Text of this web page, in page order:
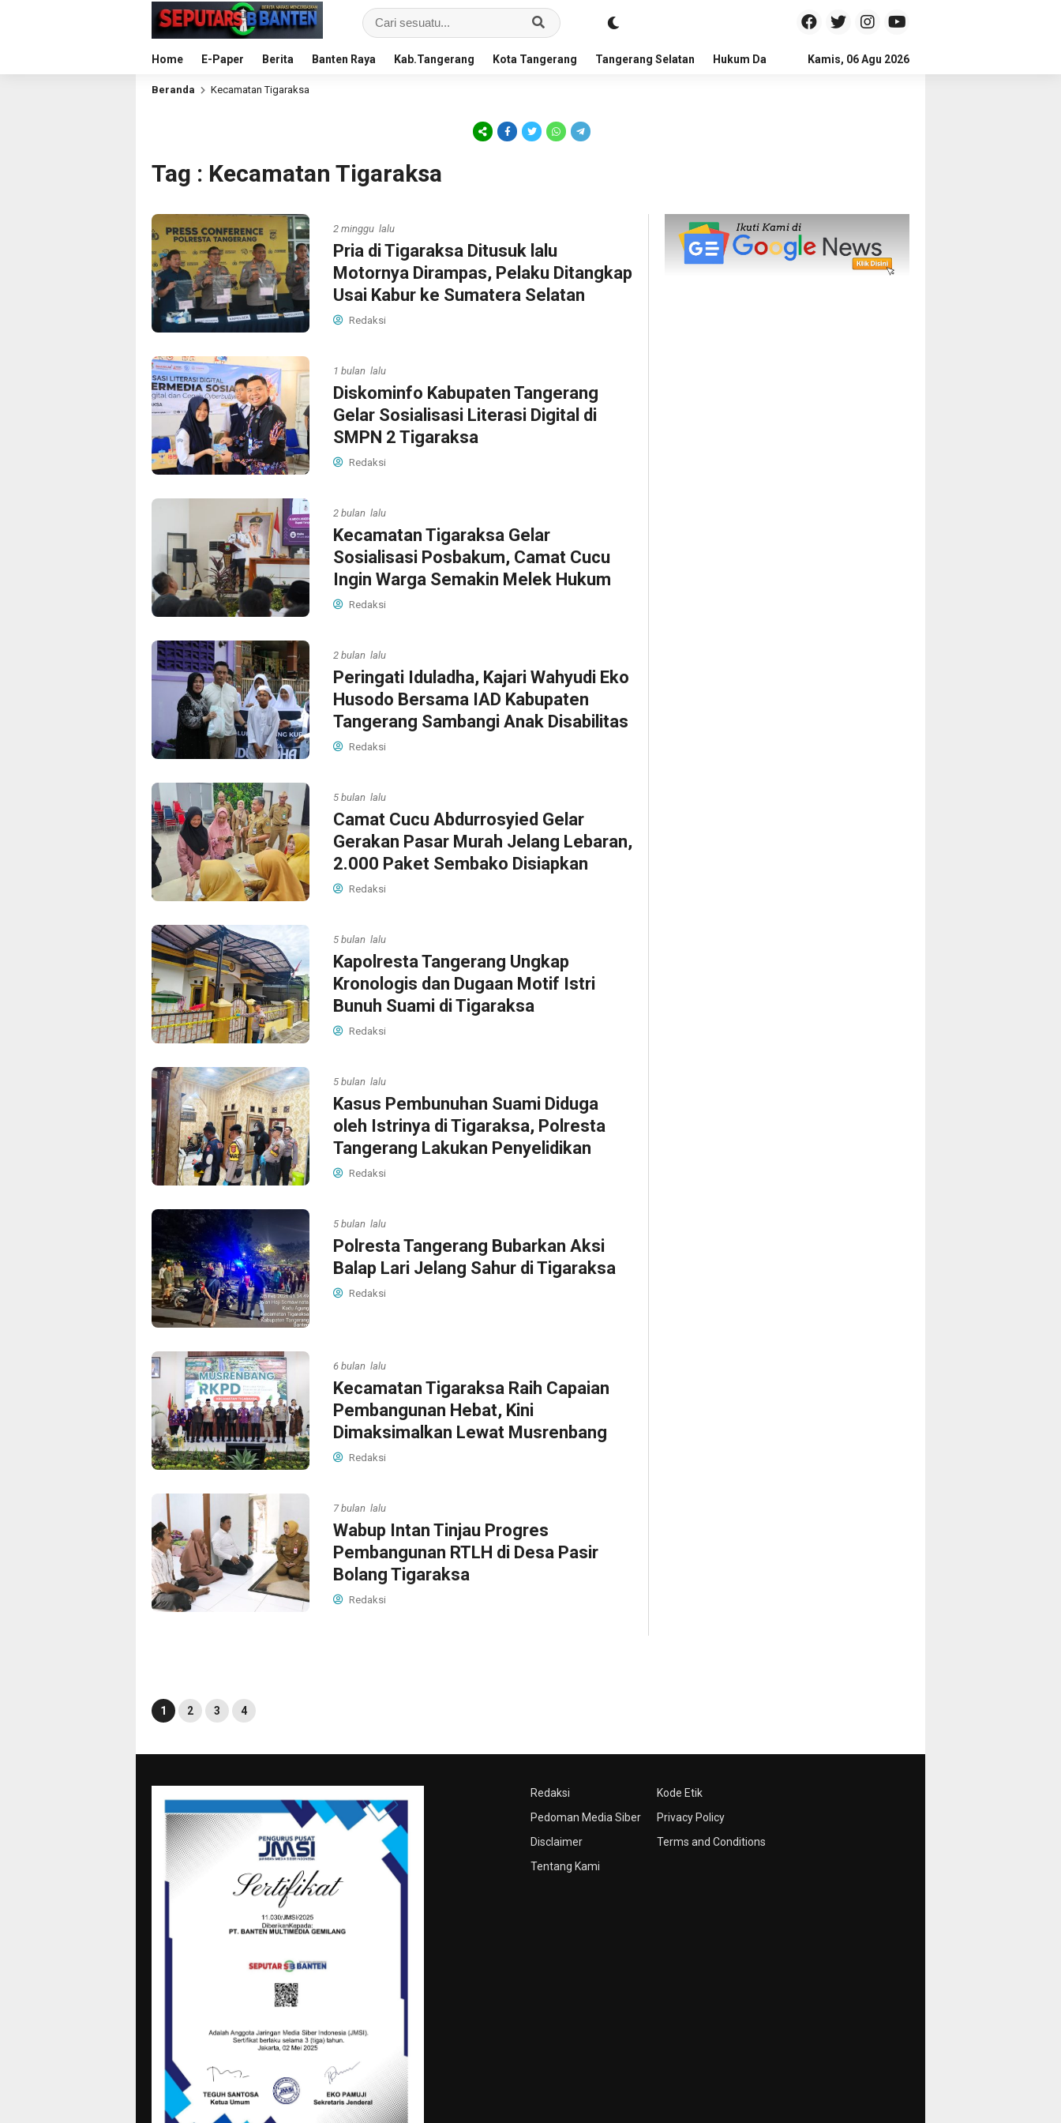
Home E-Paper Berita Banten Raya Kab.Tangerang Kota Tangerang Tangerang Selatan Hukum Dan Kriminal Politik Pendidikan
Kamis, 06 Agu 2026
Beranda Kecamatan Tigaraksa
Tag : Kecamatan Tigaraksa
2 minggu lalu
Pria di Tigaraksa Ditusuk lalu
Motornya Dirampas, Pelaku Ditangkap
Usai Kabur ke Sumatera Selatan
Redaksi
1 bulan lalu
Diskominfo Kabupaten Tangerang
Gelar Sosialisasi Literasi Digital di
SMPN 2 Tigaraksa
Redaksi
2 bulan lalu
Kecamatan Tigaraksa Gelar
Sosialisasi Posbakum, Camat Cucu
Ingin Warga Semakin Melek Hukum
Redaksi
2 bulan lalu
Peringati Iduladha, Kajari Wahyudi Eko
Husodo Bersama IAD Kabupaten
Tangerang Sambangi Anak Disabilitas
Redaksi
5 bulan lalu
Camat Cucu Abdurrosyied Gelar
Gerakan Pasar Murah Jelang Lebaran,
2.000 Paket Sembako Disiapkan
Redaksi
5 bulan lalu
Kapolresta Tangerang Ungkap
Kronologis dan Dugaan Motif Istri
Bunuh Suami di Tigaraksa
Redaksi
5 bulan lalu
Kasus Pembunuhan Suami Diduga
oleh Istrinya di Tigaraksa, Polresta
Tangerang Lakukan Penyelidikan
Redaksi
5 bulan lalu
Polresta Tangerang Bubarkan Aksi
Balap Lari Jelang Sahur di Tigaraksa
Redaksi
6 bulan lalu
Kecamatan Tigaraksa Raih Capaian
Pembangunan Hebat, Kini
Dimaksimalkan Lewat Musrenbang
Redaksi
7 bulan lalu
Wabup Intan Tinjau Progres
Pembangunan RTLH di Desa Pasir
Bolang Tigaraksa
Redaksi
1 2 3 4
Redaksi
Pedoman Media Siber
Disclaimer
Tentang Kami
Kode Etik
Privacy Policy
Terms and Conditions